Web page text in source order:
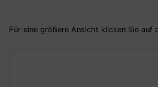
Für eine größere Ansicht klicken Sie auf